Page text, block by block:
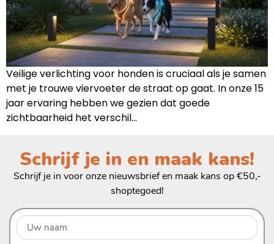
Veilige verlichting voor honden is cruciaal als je samen
met je trouwe viervoeter de straat op gaat. In onze 15
jaar ervaring hebben we gezien dat goede
zichtbaarheid het verschil…
Schrijf je in en maak kans!
Schrijf je in voor onze nieuwsbrief en maak kans op €50,-
shoptegoed!